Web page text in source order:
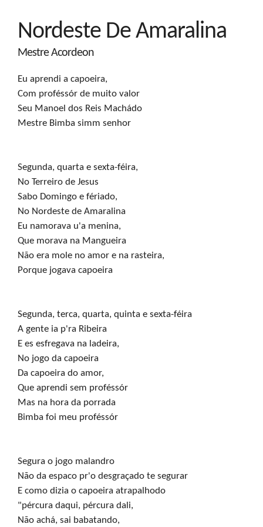
Nordeste De Amaralina
Mestre Acordeon
Eu aprendi a capoeira,
Com proféssór de muito valor
Seu Manoel dos Reis Machádo
Mestre Bimba simm senhor
Segunda, quarta e sexta-féira,
No Terreiro de Jesus
Sabo Domingo e fériado,
No Nordeste de Amaralina
Eu namorava u'a menina,
Que morava na Mangueira
Não era mole no amor e na rasteira,
Porque jogava capoeira
Segunda, terca, quarta, quinta e sexta-féira
A gente ia p'ra Ribeira
E es esfregava na ladeira,
No jogo da capoeira
Da capoeira do amor,
Que aprendi sem proféssór
Mas na hora da porrada
Bimba foi meu proféssór
Segura o jogo malandro
Não da espaco pr'o desgraçado te segurar
E como dizia o capoeira atrapalhodo
"pércura daqui, pércura dali,
Não achá, sai babatando,